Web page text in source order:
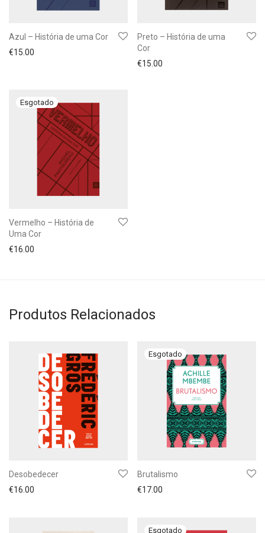
Azul – História de uma Cor
€15.00
Preto – História de uma
Cor
€15.00
Vermelho – História de
Uma Cor
€16.00
Produtos Relacionados
Desobedecer
€16.00
Brutalismo
€17.00